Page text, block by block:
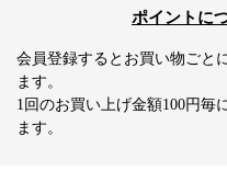
ポイントに
会員登録するとお買い物ごと
ます。
1回のお買い上げ金額100円毎
ます。